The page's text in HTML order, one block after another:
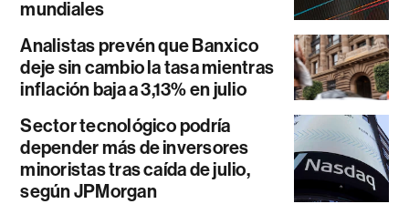
mundiales
Analistas prevén que Banxico
deje sin cambio la tasa mientras
inflación baja a 3,13% en julio
Sector tecnológico podría
depender más de inversores
minoristas tras caída de julio,
según JPMorgan